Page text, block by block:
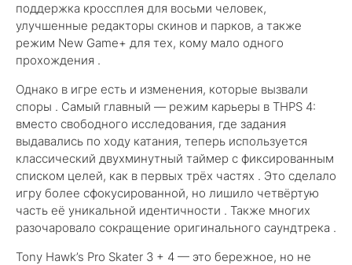
поддержка кроссплея для восьми человек,
улучшенные редакторы скинов и парков, а также
режим New Game+ для тех, кому мало одного
прохождения .
Однако в игре есть и изменения, которые вызвали
споры . Самый главный — режим карьеры в THPS 4:
вместо свободного исследования, где задания
выдавались по ходу катания, теперь используется
классический двухминутный таймер с фиксированным
списком целей, как в первых трёх частях . Это сделало
игру более сфокусированной, но лишило четвёртую
часть её уникальной идентичности . Также многих
разочаровало сокращение оригинального саундтрека .
Tony Hawk’s Pro Skater 3 + 4 — это бережное, но не